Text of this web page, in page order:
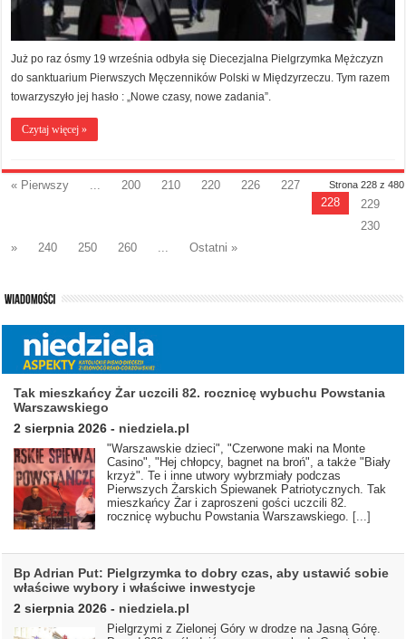
Już po raz ósmy 19 września odbyła się Diecezjalna Pielgrzymka Mężczyzn
do sanktuarium Pierwszych Męczenników Polski w Międzyrzeczu. Tym razem
towarzyszyło jej hasło : „Nowe czasy, nowe zadania”.
Czytaj więcej »
Strona 228 z 480
« Pierwszy ... 200 210 220 226
227
228
229
230
»
240 250 260 ... Ostatni »
Tak mieszkańcy Żar uczcili 82. rocznicę wybuchu Powstania
Warszawskiego
2 sierpnia 2026 - niedziela.pl
"Warszawskie dzieci", "Czerwone maki na Monte
Casino", "Hej chłopcy, bagnet na broń", a także "Biały
krzyż". Te i inne utwory wybrzmiały podczas
Pierwszych Żarskich Śpiewanek Patriotycznych. Tak
mieszkańcy Żar i zaproszeni gości uczcili 82.
rocznicę wybuchu Powstania Warszawskiego. [...]
Bp Adrian Put: Pielgrzymka to dobry czas, aby ustawić sobie
właściwe wybory i właściwe inwestycje
2 sierpnia 2026 - niedziela.pl
Pielgrzymi z Zielonej Góry w drodze na Jasną Górę.